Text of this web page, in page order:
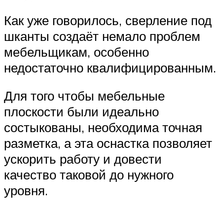
Как уже говорилось, сверление под
шканты создаёт немало проблем
мебельщикам, особенно
недостаточно квалифицированным.
Для того чтобы мебельные
плоскости были идеально
состыкованы, необходима точная
разметка, а эта оснастка позволяет
ускорить работу и довести
качество таковой до нужного
уровня.